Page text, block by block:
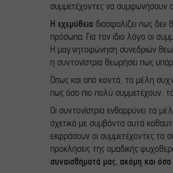
συμμετέχοντες να συμφωνήσουν
Η εχεμύθεια διασφαλίζει πως δεν
πρόσωπα. Για τον ίδιο λόγο οι
Η μαγνητοφώνηση συνεδριών
η συντονίστρια θεωρήσει πως
Όπως και από κοντά, τα μέλη
πως όσο πιο πολύ συμμετέχουν,
Οι συντονίστρια ενθαρρύνει τα
σχετικά με συμβάντα αυτά
εκφράσουν οι συμμετέχοντες τα
προκλήσεις της ομαδικής
συναισθήματά μας, ακόμη και όσα